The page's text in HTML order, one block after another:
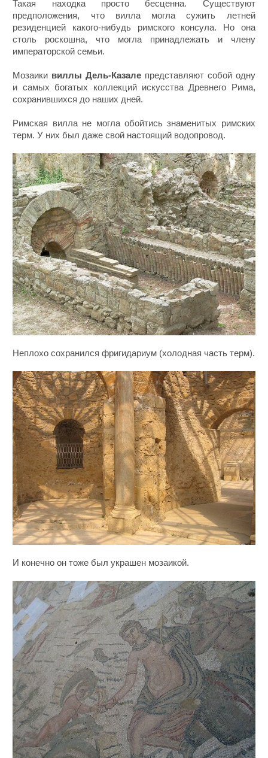
Такая находка просто бесценна. Существуют
предположения, что вилла могла сужить летней
резиденцией какого-нибудь римского консула. Но она
столь роскошна, что могла принадлежать и члену
императорской семьи.
Мозаики виллы Дель-Казале представляют собой одну
и самых богатых коллекций искусства Древнего Рима,
сохранившихся до наших дней.
Римская вилла не могла обойтись знаменитых римских
терм. У них был даже свой настоящий водопровод.
Неплохо сохранился фригидариум (холодная часть терм).
И конечно он тоже был украшен мозаикой.